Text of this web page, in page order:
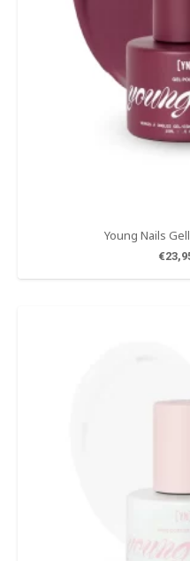
Young Nails
€